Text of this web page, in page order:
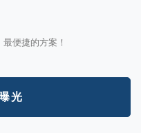
便捷的方案！
光